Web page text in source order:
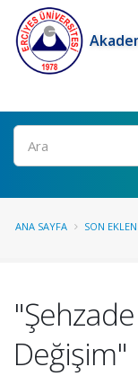
Ara
ANA SAYFA SON
Değişim"